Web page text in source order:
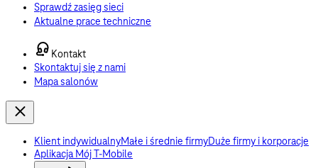
Sprawdź zasięg sieci
Aktualne prace techniczne
Kontakt
Skontaktuj się z nami
Mapa salonów
Klient indywidualnyMałe i średnie firmyDuże firmy i korporacje
Aplikacja Mój T-Mobile